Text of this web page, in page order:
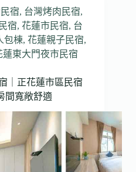
宿, 台灣烤肉民宿,
宿,花蓮市民宿, 台
包棟,花蓮親子民宿,
蓮東大門夜市民宿
｜正花蓮市區民宿
間寬敞舒適